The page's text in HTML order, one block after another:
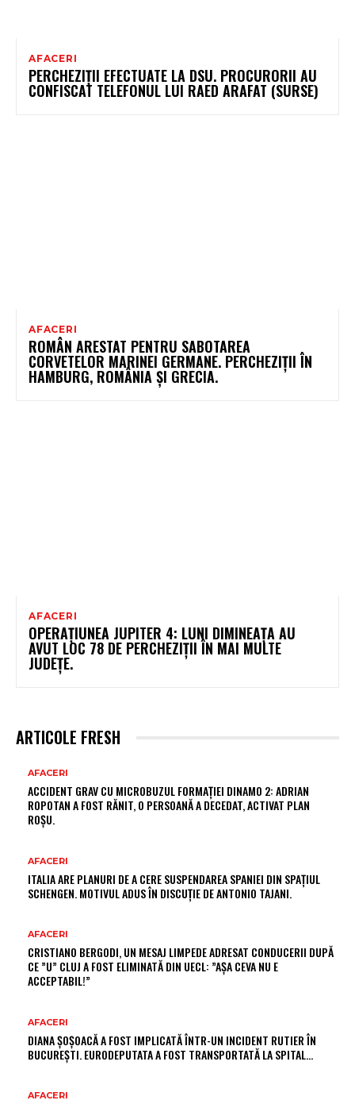
AFACERI
PERCHEZIȚII EFECTUATE LA DSU. PROCURORII AU
CONFISCAT TELEFONUL LUI RAED ARAFAT (SURSE)
AFACERI
ROMÂN ARESTAT PENTRU SABOTAREA
CORVETELOR MARINEI GERMANE. PERCHEZIȚII ÎN
HAMBURG, ROMÂNIA ȘI GRECIA.
AFACERI
OPERAȚIUNEA JUPITER 4: LUNI DIMINEAȚA AU
AVUT LOC 78 DE PERCHEZIȚII ÎN MAI MULTE
JUDEȚE.
ARTICOLE FRESH
AFACERI
ACCIDENT GRAV CU MICROBUZUL FORMAȚIEI DINAMO 2: ADRIAN
ROPOTAN A FOST RĂNIT, O PERSOANĂ A DECEDAT, ACTIVAT PLAN
ROȘU.
AFACERI
ITALIA ARE PLANURI DE A CERE SUSPENDAREA SPANIEI DIN SPAȚIUL
SCHENGEN. MOTIVUL ADUS ÎN DISCUȚIE DE ANTONIO TAJANI.
AFACERI
CRISTIANO BERGODI, UN MESAJ LIMPEDE ADRESAT CONDUCERII DUPĂ
CE ”U” CLUJ A FOST ELIMINATĂ DIN UECL: ”AȘA CEVA NU E
ACCEPTABIL!”
AFACERI
DIANA ȘOȘOACĂ A FOST IMPLICATĂ ÎNTR-UN INCIDENT RUTIER ÎN
BUCUREȘTI. EURODEPUTATA A FOST TRANSPORTATĂ LA SPITAL…
AFACERI